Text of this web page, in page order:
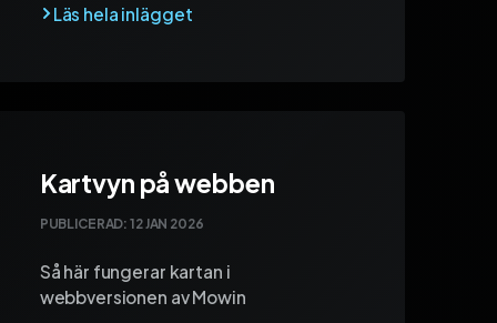
Kartvyn på webben
PUBLICERAD:12 JAN 2026
Så här fungerar kartan i
webbversionen av Mowin